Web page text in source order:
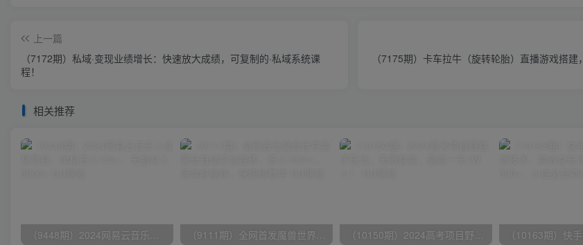
上一篇
（7172期）私域·变现业绩增长：快速放大成绩，可复制的·私域系统课
程！
（7175期）卡车拉牛（旋转轮胎）直播游戏搭
相关推荐
（9448期）2024网易云音乐人挂机项目，单机日入150+，无脑月入5000+ （9111期）全网首发魔兽世界美服全自动打金搬砖，日入1000+，简单好操作，保姆级教学 （10150期）2024高考项目野路子玩法，无限裂变，最高一天1W＋！